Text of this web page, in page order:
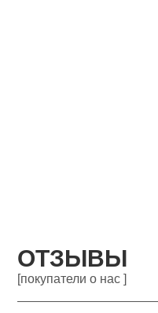
ОТЗЫВЫ
[покупатели о нас ]